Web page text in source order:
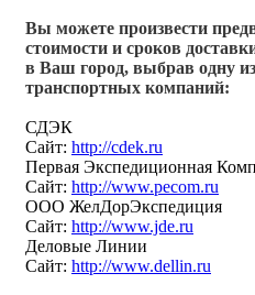
Вы можете произвести
стоимости и сроков
в Ваш город, выбрав одну
транспортных компаний:
СДЭК
Сайт: http://cdek.ru
Первая Экспедиционная
Сайт: http://www.pecom.ru
ООО ЖелДорЭкспедиция
Сайт: http://www.jde.ru
Деловые Линии
Сайт: http://www.dellin.ru